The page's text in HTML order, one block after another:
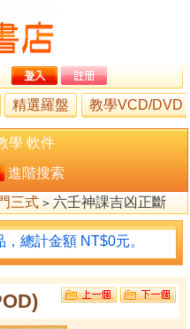
精選羅盤 教學VCD/DVD
學 軟件
進階搜索
三式 > 六壬神課吉凶正斷
總計金額 NT$0元。